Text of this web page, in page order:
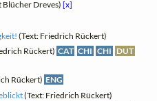
Blücher Dreves)[x]
(Text: Friedrich Rückert)
Rückert) CAT CHI CHI DUT
Rückert) ENG
(Text: Friedrich Rückert)